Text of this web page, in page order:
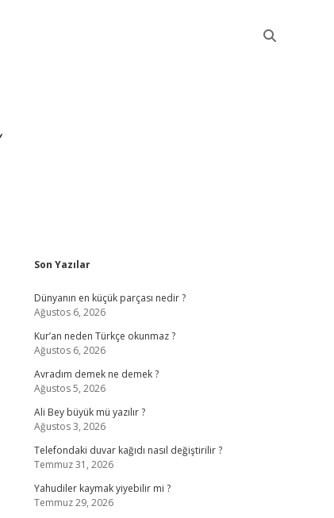
Sidebar
Son Yazılar
Dünyanın en küçük parçası nedir ?
Ağustos 6, 2026
Kur’an neden Türkçe okunmaz ?
Ağustos 6, 2026
Avradım demek ne demek ?
Ağustos 5, 2026
Ali Bey büyük mü yazılır ?
Ağustos 3, 2026
Telefondaki duvar kağıdı nasıl değiştirilir ?
Temmuz 31, 2026
Yahudiler kaymak yiyebilir mi ?
Temmuz 29, 2026